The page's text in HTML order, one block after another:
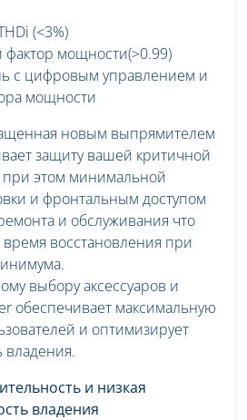
(<3%)
мощности(>0.99)
с цифровым управлением и
мощности
новым выпрямителем
защиту вашей критичной
при этом минимальной
и фронтальным доступом
и обслуживания что
восстановления при
выбору аксессуаров и
обеспечивает максимальную
и оптимизирует
владения.
и низкая
владения